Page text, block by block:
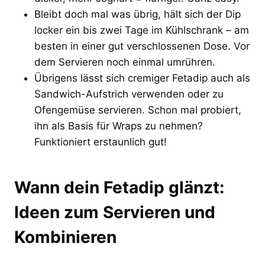
Bleibt doch mal was übrig, hält sich der Dip
locker ein bis zwei Tage im Kühlschrank – am
besten in einer gut verschlossenen Dose. Vor
dem Servieren noch einmal umrühren.
Übrigens lässt sich cremiger Fetadip auch als
Sandwich-Aufstrich verwenden oder zu
Ofengemüse servieren. Schon mal probiert,
ihn als Basis für Wraps zu nehmen?
Funktioniert erstaunlich gut!
Wann dein Fetadip glänzt:
Ideen zum Servieren und
Kombinieren